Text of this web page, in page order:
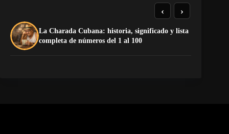
La Charada Cubana: historia, significado y lista
completa de números del 1 al 100
‹ ›